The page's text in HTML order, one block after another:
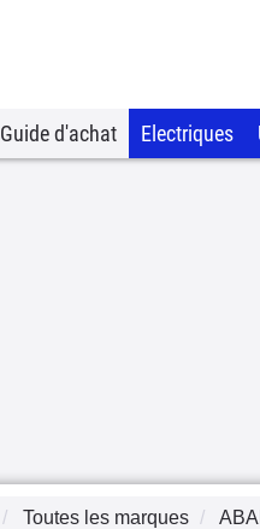
Guide d'achat Electriques
Toutes les marques